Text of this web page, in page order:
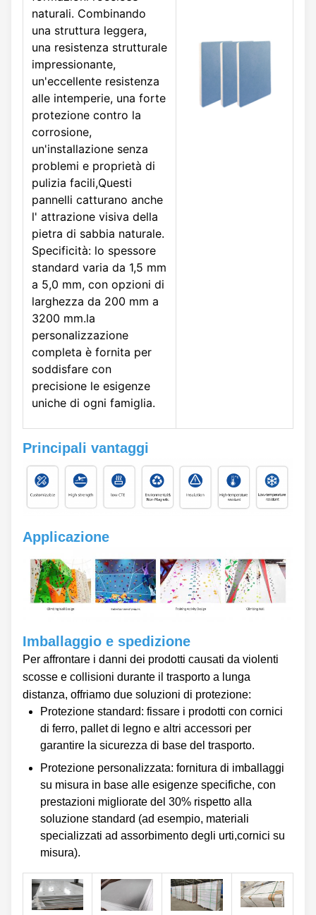
naturali. Combinando
una struttura leggera,
una resistenza strutturale
impressionante,
un'eccellente resistenza
alle intemperie, una forte
protezione contro la
corrosione,
un'installazione senza
problemi e proprietà di
pulizia facili,Questi
pannelli catturano anche
l' attrazione visiva della
pietra di sabbia naturale.
Specificità: lo spessore
standard varia da 1,5 mm
a 5,0 mm, con opzioni di
larghezza da 200 mm a
3200 mm.la
personalizzazione
completa è fornita per
soddisfare con
precisione le esigenze
uniche di ogni famiglia.
Principali vantaggi
Applicazione
Imballaggio e spedizione
Per affrontare i danni dei prodotti causati da violenti
scosse e collisioni durante il trasporto a lunga
distanza, offriamo due soluzioni di protezione:
Protezione standard: fissare i prodotti con cornici
di ferro, pallet di legno e altri accessori per
garantire la sicurezza di base del trasporto.
Protezione personalizzata: fornitura di imballaggi
su misura in base alle esigenze specifiche, con
prestazioni migliorate del 30% rispetto alla
soluzione standard (ad esempio, materiali
specializzati ad assorbimento degli urti,cornici su
misura).